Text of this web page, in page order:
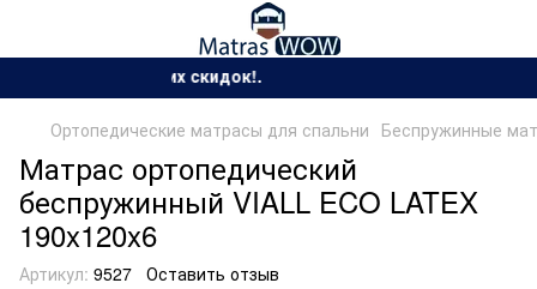
Сезон жарких скидок!.
Ортопедические матрасы для спальни Беспружинные
Матрас ортопедический
беспружинный VIALL ECO LATEX
190x120x6
Артикул: 9527 Оставить отзыв